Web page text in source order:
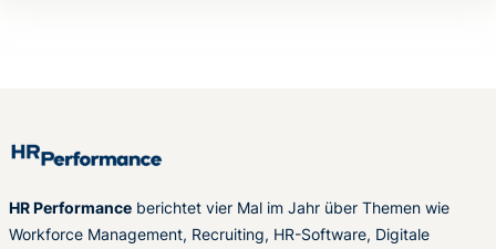
HR Performance berichtet vier Mal im Jahr über Themen wie
Workforce Management, Recruiting, HR-Software, Digitale